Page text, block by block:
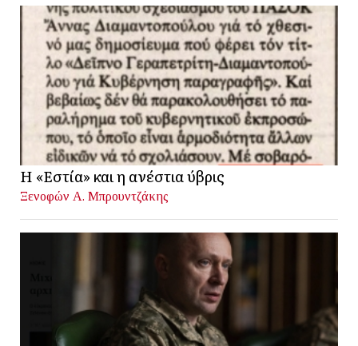
Η «Εστία» και η ανέστια ύβρις
Ξενοφών Α. Μπρουντζάκης